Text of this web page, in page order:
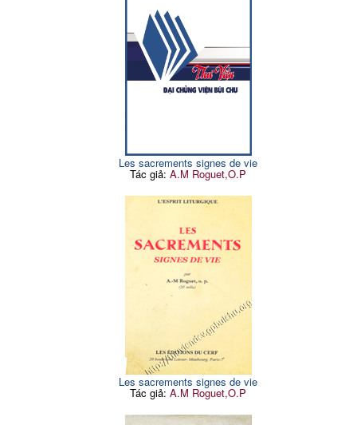
Les sacrements signes de vie
Tác giả:A.M Roguet,O.P
Les sacrements signes de vie
Tác giả:A.M Roguet,O.P